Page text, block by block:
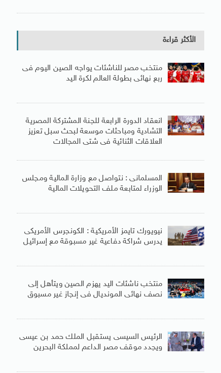
الأكثر قراءة
منتخب مصر للناشئات يواجه الصين اليوم فى
ربع نهائى بطولة العالم لكرة اليد
انعقاد الدورة الرابعة للجنة المشتركة المصرية
التشادية ومباحثات موسعة لبحث سبل تعزيز
العلاقات الثنائية فى شتى المجالات
المسلمانى : نتواصل مع وزارة المالية ومجلس
الوزراء لمتابعة ملف التحويلات المالية
نيويورك تايمز الأمريكية : الكونجرس الأمريكى
يدرس شراكة دفاعية غير مسبوقة مع إسرائيل
منتخب ناشئات اليد يهزم الصين ويتأهل إلى
نصف نهائى المونديال فى إنجاز غير مسبوق
الرئيس السيسى يستقبل الملك حمد بن عيسى
ويجدد موقف مصر الداعم لمملكة البحرين